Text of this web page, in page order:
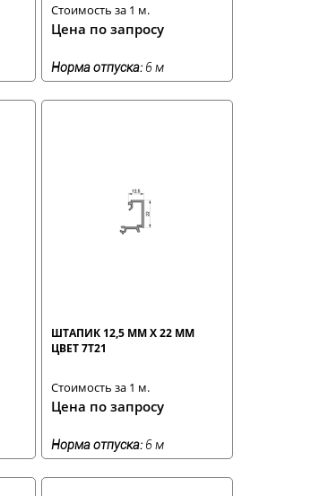
Стоимость за 1 м.
Цена по запросу
Норма отпуска: 6 м
ШТАПИК 12,5 ММ Х 22 ММ
ЦВЕТ 7T21
Стоимость за 1 м.
Цена по запросу
Норма отпуска: 6 м